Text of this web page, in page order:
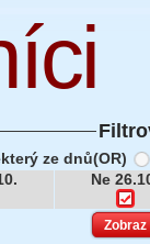
ze dnů(OR)
Ne